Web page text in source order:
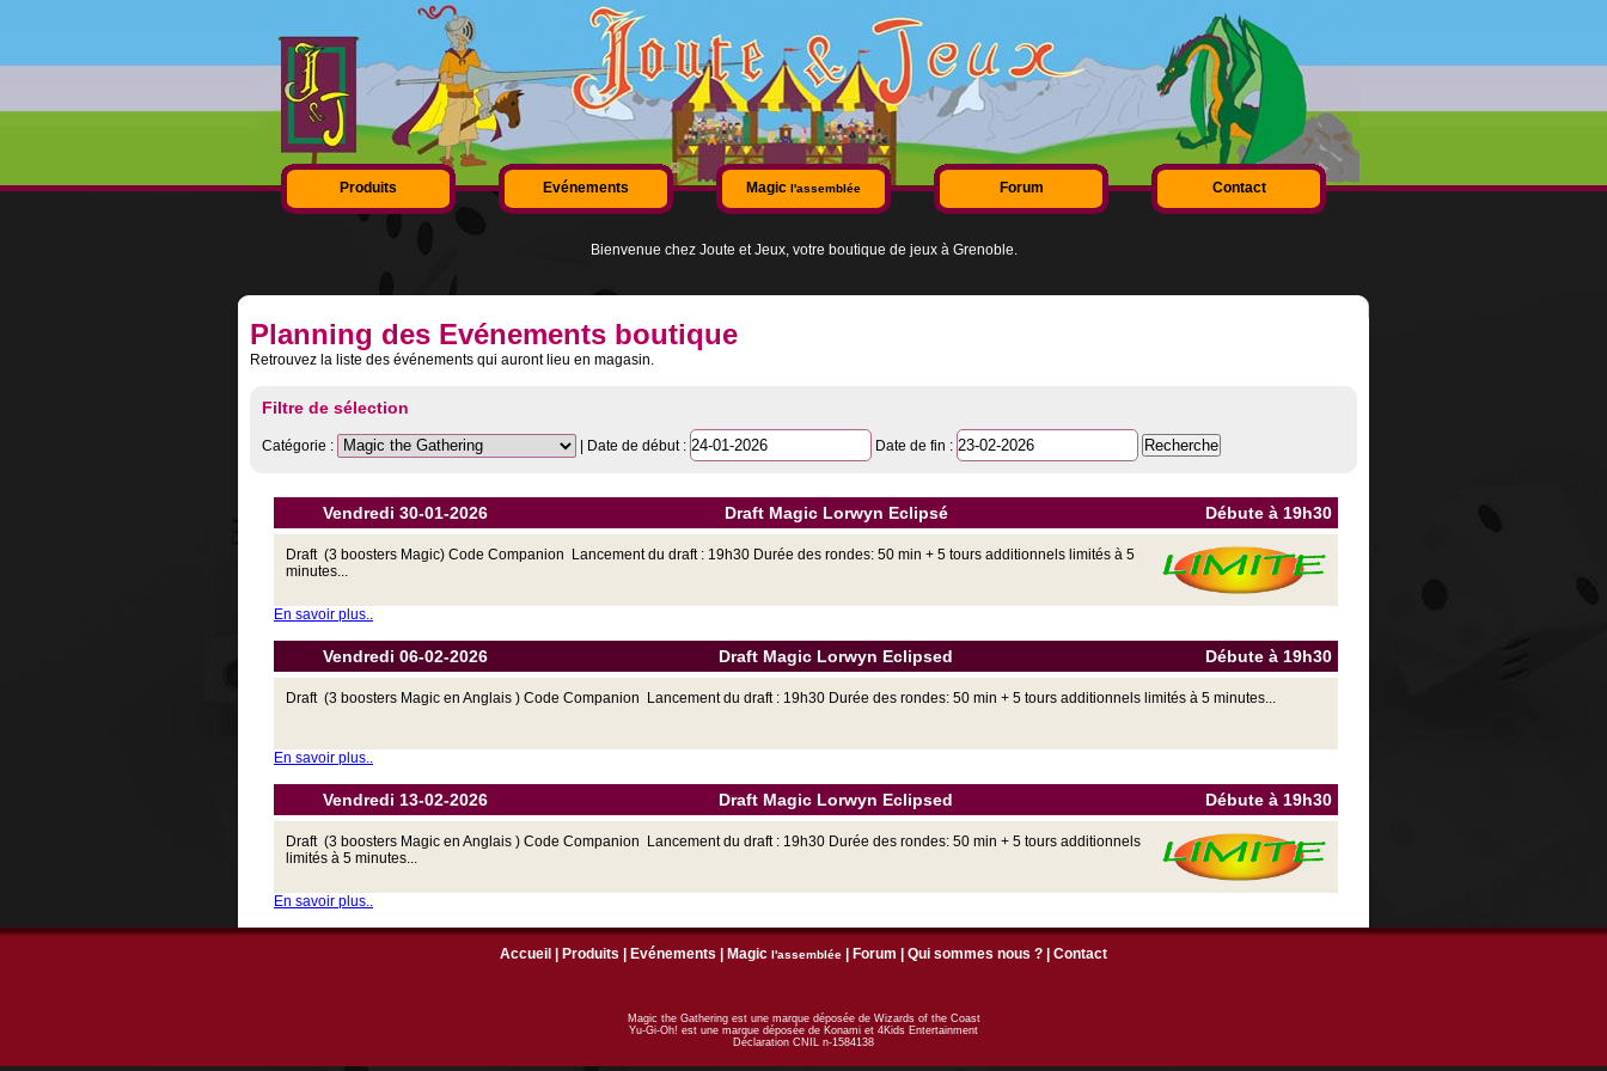
Produits Evénements Magic l'assemblée Forum Contact
Bienvenue chez Joute et Jeux, votre boutique de jeux à Grenoble.
Planning des Evénements boutique
Retrouvez la liste des événements qui auront lieu en magasin.
Filtre de sélection
Catégorie : | Date de début : Date de fin :
Vendredi 30-01-2026 Draft Magic Lorwyn Eclipsé Débute à 19h30
Draft (3 boosters Magic) Code Companion Lancement du draft : 19h30 Durée des rondes: 50 min + 5 tours additionnels limités à 5
minutes...
En savoir plus..
Vendredi 06-02-2026 Draft Magic Lorwyn Eclipsed Débute à 19h30
Draft (3 boosters Magic en Anglais ) Code Companion Lancement du draft : 19h30 Durée des rondes: 50 min + 5 tours additionnels limités à 5 minutes...
En savoir plus..
Vendredi 13-02-2026 Draft Magic Lorwyn Eclipsed Débute à 19h30
Draft (3 boosters Magic en Anglais ) Code Companion Lancement du draft : 19h30 Durée des rondes: 50 min + 5 tours additionnels
limités à 5 minutes...
En savoir plus..
Accueil Produits Evénements Magic l'assemblée Forum Qui sommes nous ? Contact
Magic the Gathering est une marque déposée de Wizards of the Coast
Yu-Gi-Oh! est une marque déposée de Konami et 4Kids Entertainment
Déclaration CNIL n-1584138